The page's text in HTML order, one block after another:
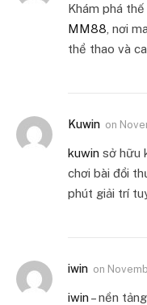
Khám phá
MM88 , nơi
thể thao và
Kuwin on
kuwin sở hữu
chơi bài đổi
phút giải trí
iwin on
iwin – nền